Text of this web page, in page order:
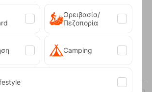
Blue Τηλεσκοπικά Μπατόν Πεζ...
62,50 €
Ορειβασία/
Πεζοπορία
Camping